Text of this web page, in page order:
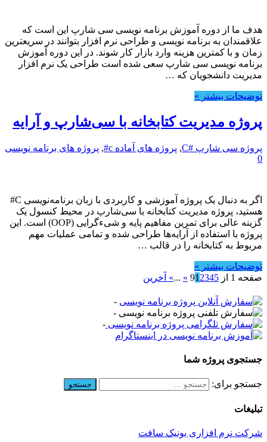
هدف ما از دوره آموزش برنامه نویسی سی شارپ این است که
علاقمندان به برنامه نویسی و طراحی نرم افزار بتوانند در سریعترین
زمان و با کمترین هزینه وارد بازار کار شوند. در این دوره آموزش
برنامه نویسی سی شارپ سعی شده است طراحی یک نرم افزار
مدیریت دانشجویان که …
توضیحات بیشتر »
پروژه مدیریت کتابخانه با سی‌شارپ و آرایه
پروژه سی شارپ #C , پروژه های آماده c# , پروژه های برنامه نویسی
0
اگر به دنبال یک پروژه آموزشی و کاربردی با زبان برنامه‌نویسی C#
هستید، پروژه مدیریت کتابخانه با سی‌شارپ در محیط کنسول یک
گزینه عالی برای تمرین مفاهیم پایه و شیءگرایی (OOP) است. این
پروژه با استفاده از آرایه‌ها طراحی شده و تمامی عملیات مهم
مربوط به کتابخانه را در قالب …
توضیحات بیشتر »
صفحه 1 از 9
1 2345
»
...» آخرین
-
-
-
جستجوی پروژه شما
جستجو برای:
تبلیغات
شرکت نرم افزاری یونیک سافت